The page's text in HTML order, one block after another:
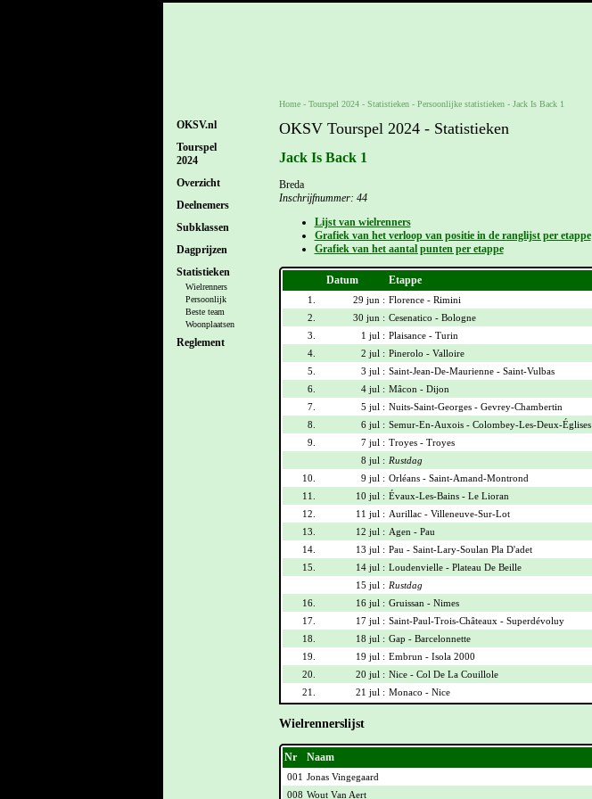
OKSV.nl
Tourspel
2024
Overzicht
Deelnemers
Subklassen
Dagprijzen
Statistieken
Wielrenners
Persoonlijk
Beste team
Woonplaatsen
Reglement
Home- Tourspel 2024- Statistieken - Persoonlijke statistieken- Jack Is Back 1
OKSV Tourspel 2024 - Statistieken
Jack Is Back 1
Breda
Inschrijfnummer: 44
Lijst van wielrenners
Grafiek van het verloop van positie in de ranglijst per etappe
Grafiek van het aantal punten per etappe
Datum Etappe
1. 29 jun : Florence - Rimini
2.
30 jun : Cesenatico - Bologne
3.
1 jul : Plaisance - Turin
4.
2 jul : Pinerolo - Valloire
5.
3 jul : Saint-Jean-De-Maurienne - Saint-Vulbas
6.
4 jul : Mâcon - Dijon
7.
5 jul : Nuits-Saint-Georges - Gevrey-Chambertin
8.
6 jul : Semur-En-Auxois - Colombey-Les-Deux-Églises
9.
7 jul : Troyes - Troyes
8 jul : Rustdag
10.
9 jul : Orléans - Saint-Amand-Montrond
11.
10 jul : Évaux-Les-Bains - Le Lioran
12.
11 jul : Aurillac - Villeneuve-Sur-Lot
13.
12 jul : Agen - Pau
14.
13 jul : Pau - Saint-Lary-Soulan Pla D'adet
15.
14 jul : Loudenvielle - Plateau De Beille
15 jul : Rustdag
16.
16 jul : Gruissan - Nimes
17.
17 jul : Saint-Paul-Trois-Châteaux - Superdévoluy
18.
18 jul : Gap - Barcelonnette
19.
19 jul : Embrun - Isola 2000
20.
20 jul : Nice - Col De La Couillole
21.
21 jul : Monaco - Nice
Wielrennerslijst
Nr Naam
001 Jonas Vingegaard
008 Wout Van Aert